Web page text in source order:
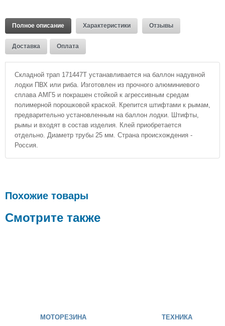
Полное описание Характеристики Отзывы
Доставка Оплата
Складной трап 171447Т устанавливается на баллон надувной
лодки ПВХ или риба. Изготовлен из прочного алюминиевого
сплава АМГ5 и покрашен стойкой к агрессивным средам
полимерной порошковой краской. Крепится штифтами к рымам,
предварительно установленным на баллон лодки. Штифты,
рымы и входят в состав изделия. Клей приобретается
отдельно. Диаметр трубы 25 мм. Страна происхождения -
Россия.
Похожие товары
Смотрите также
МОТОРЕЗИНА ТЕХНИКА